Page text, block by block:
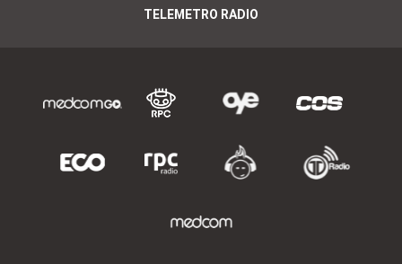
TELEMETRO RADIO